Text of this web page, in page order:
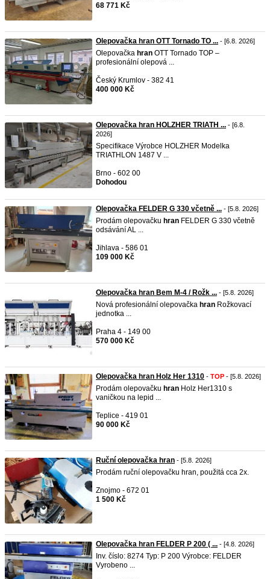
68 771 Kč
Olepovačka hran OTT Tornado TO ... - [6.8. 2026]
Olepovačka hran OTT Tornado TOP –
profesionální olepová ...
Český Krumlov - 382 41
400 000 Kč
Olepovačka hran HOLZHER TRIATH ... - [6.8.
2026]
Specifikace Výrobce HOLZHER Modelka
TRIATHLON 1487 V ...
Brno - 602 00
Dohodou
Olepovačka FELDER G 330 včetně ... - [5.8. 2026]
Prodám olepovačku hran FELDER G 330 včetně
odsávání AL ...
Jihlava - 586 01
109 000 Kč
Olepovačka hran Bem M-4 / Rožk ... - [5.8. 2026]
Nová profesionální olepovačka hran Rožkovací
jednotka ...
Praha 4 - 149 00
570 000 Kč
Olepovačka hran Holz Her 1310 - TOP - [5.8. 2026]
Prodám olepovačku hran Holz Her1310 s
vaničkou na lepid ...
Teplice - 419 01
90 000 Kč
Ruční olepovačka hran - [5.8. 2026]
Prodám ruční olepovačku hran, použitá cca 2x.
Znojmo - 672 01
1 500 Kč
Olepovačka hran FELDER P 200 ( ... - [4.8. 2026]
Inv. číslo: 8274 Typ: P 200 Výrobce: FELDER
Vyrobeno ...